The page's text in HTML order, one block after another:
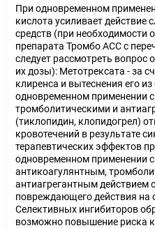
При одновременном
кислота усиливает
средств (при необходимости
препарата Тромбо АСС с
следует рассмотреть вопрос
их дозы): Метотрексата - за
клиренса и вытеснения его
одновременном применении
тромболитическими и
(тиклопидин, клопидогрел)
кровотечений в результате
терапевтических эффектов
одновременном применении
антикоагулянтным,
антиагрегантным действием
повреждающего действия на
Селективных ингибиторов
возможно повышение риска